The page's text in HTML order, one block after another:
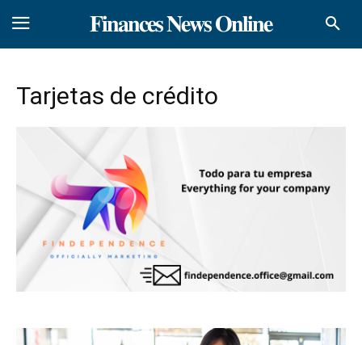
𝐅𝐢𝐧𝐚𝐧𝐜𝐞𝐬 𝐍𝐞𝐰𝐬 𝐎𝐧𝐥𝐢𝐧𝐞
Tarjetas de crédito